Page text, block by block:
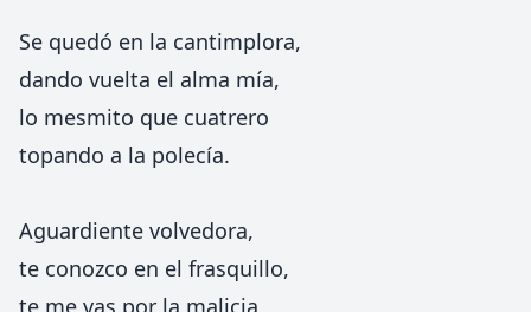
Se quedó en la cantimplora,
dando vuelta el alma mía,
lo mesmito que cuatrero
topando a la polecía.
Aguardiente volvedora,
te conozco en el frasquillo,
te me vas por la malicia,